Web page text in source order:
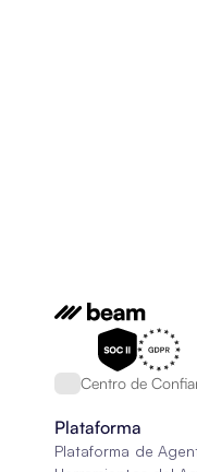
Centro de
Plataforma
Plataforma de